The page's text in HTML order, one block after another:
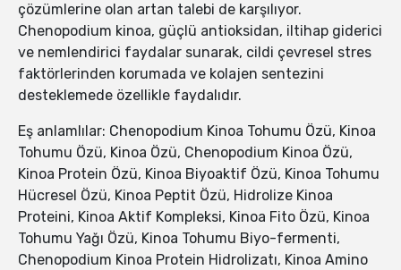
çözümlerine olan artan talebi de karşılıyor.
Chenopodium kinoa, güçlü antioksidan, iltihap giderici
ve nemlendirici faydalar sunarak, cildi çevresel stres
faktörlerinden korumada ve kolajen sentezini
desteklemede özellikle faydalıdır.
Eş anlamlılar: Chenopodium Kinoa Tohumu Özü, Kinoa
Tohumu Özü, Kinoa Özü, Chenopodium Kinoa Özü,
Kinoa Protein Özü, Kinoa Biyoaktif Özü, Kinoa Tohumu
Hücresel Özü, Kinoa Peptit Özü, Hidrolize Kinoa
Proteini, Kinoa Aktif Kompleksi, Kinoa Fito Özü, Kinoa
Tohumu Yağı Özü, Kinoa Tohumu Biyo-fermenti,
Chenopodium Kinoa Protein Hidrolizatı, Kinoa Amino